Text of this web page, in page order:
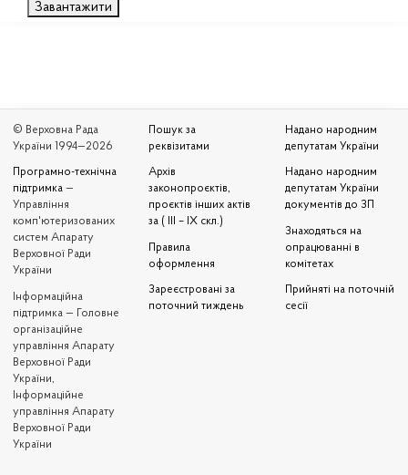
Завантажити
© Верховна Рада
України 1994—2026
Програмно-технічна
підтримка —
Управління
комп'ютеризованих
систем Апарату
Верховної Ради
України
Iнформаційна
підтримка — Головне
організаційне
управління Апарату
Верховної Ради
України,
Інформаційне
управління Апарату
Верховної Ради
України
Пошук за
реквізитами
Архів
законопроєктів,
проєктів інших актів
за ( III – IX скл.)
Правила
оформлення
Зареєстровані за
поточний тиждень
Надано народним
депутатам України
Надано народним
депутатам України
документів до ЗП
Знаходяться на
опрацюванні в
комітетах
Прийняті на поточній
сесії